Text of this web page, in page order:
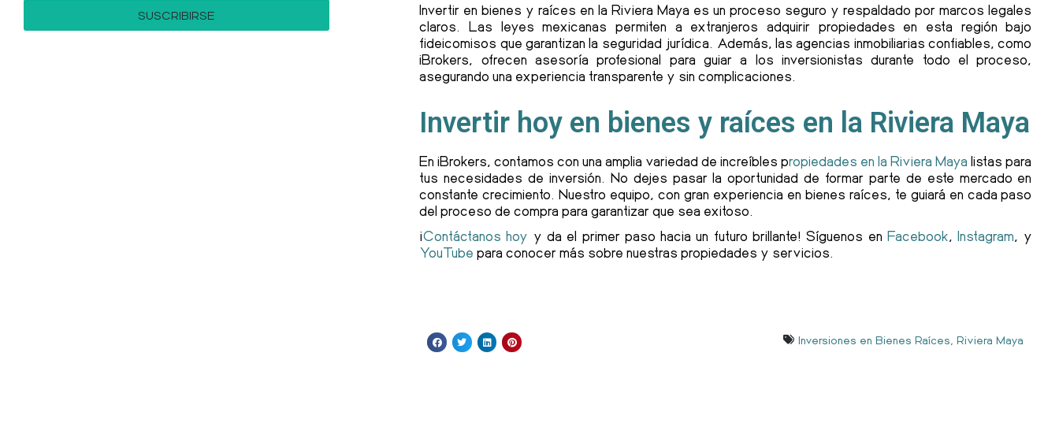
SUSCRIBIRSE
Invertir en bienes y raíces en la Riviera Maya es un proceso seguro y respaldado por marcos legales
claros. Las leyes mexicanas permiten a extranjeros adquirir propiedades en esta región bajo
fideicomisos que garantizan la seguridad jurídica. Además, las agencias inmobiliarias confiables, como
iBrokers, ofrecen asesoría profesional para guiar a los inversionistas durante todo el proceso,
asegurando una experiencia transparente y sin complicaciones.
Invertir hoy en bienes y raíces en la Riviera Maya
En iBrokers, contamos con una amplia variedad de increíbles propiedades en la Riviera Maya listas para
tus necesidades de inversión. No dejes pasar la oportunidad de formar parte de este mercado en
constante crecimiento. Nuestro equipo, con gran experiencia en bienes raíces, te guiará en cada paso
del proceso de compra para garantizar que sea exitoso.
¡Contáctanos hoy y da el primer paso hacia un futuro brillante! Síguenos en Facebook, Instagram, y
YouTube para conocer más sobre nuestras propiedades y servicios.
Inversiones en Bienes Raíces,Riviera Maya